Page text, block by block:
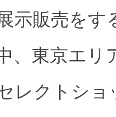
示販売をす
、東京エ
レクトシ